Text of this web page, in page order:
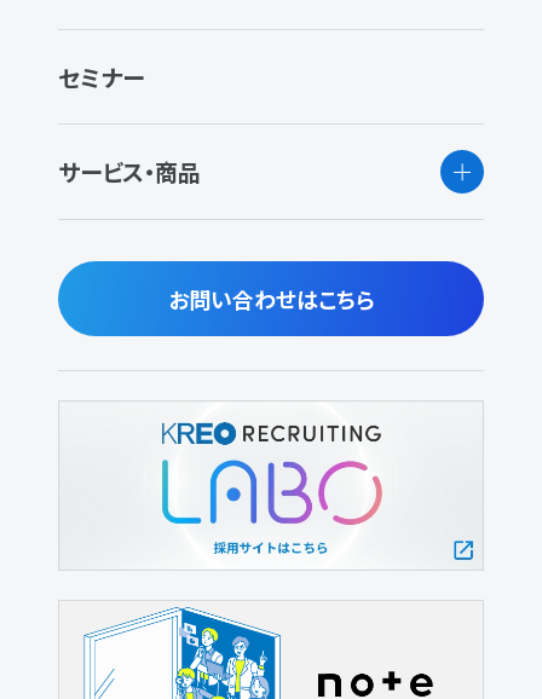
セミナー
サービス・商品
お問い合わせはこちら